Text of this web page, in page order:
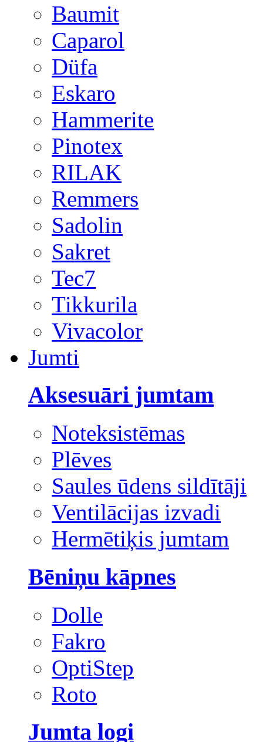
Baumit
Caparol
Düfa
Eskaro
Hammerite
Pinotex
RILAK
Remmers
Sadolin
Sakret
Tec7
Tikkurila
Vivacolor
Jumti
Aksesuāri jumtam
Noteksistēmas
Plēves
Saules ūdens sildītāji
Ventilācijas izvadi
Hermētiķis jumtam
Bēniņu kāpnes
Dolle
Fakro
OptiStep
Roto
Jumta logi